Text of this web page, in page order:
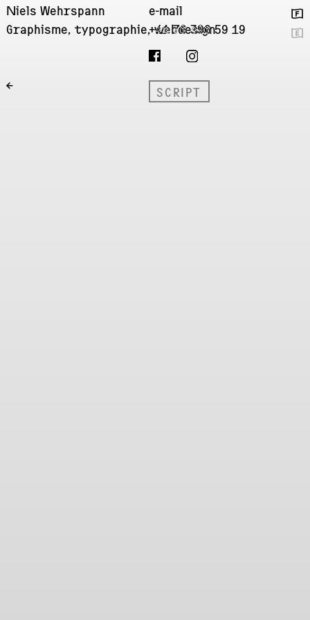
Niels Wehrspann
Graphisme, typographie, webdesign
+41 76 396 59 19
e-mail
🇫
🇬
←
SCRIPT